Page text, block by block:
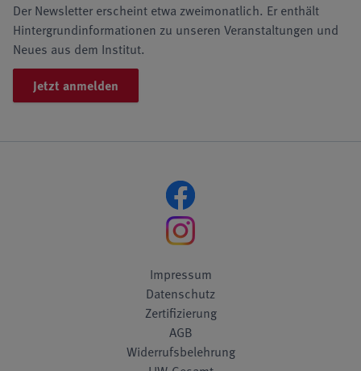
Der Newsletter erscheint etwa zweimonatlich. Er enthält
Hintergrundinformationen zu unseren Veranstaltungen und
Neues aus dem Institut.
Jetzt anmelden
Impressum
Datenschutz
Zertifizierung
AGB
Widerrufsbelehrung